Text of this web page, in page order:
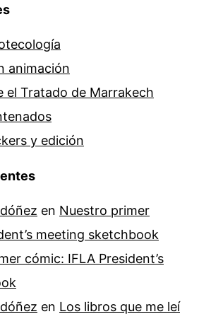
animación
el Tratado de Marrakech
y edición
en Nuestro primer
meeting sketchbook
cómic: IFLA President’s
en Los libros que me leí